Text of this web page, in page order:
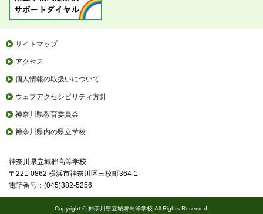
サイトマップ
アクセス
個人情報の取扱いについて
ウェブアクセシビリティ方針
神奈川県教育委員会
神奈川県内の県立学校
神奈川県立城郷高等学校
〒221-0862 横浜市神奈川区三枚町364-1
電話番号：(045)382-5256
Copyright © 神奈川県立城郷高等学校 All Rights Reserved.